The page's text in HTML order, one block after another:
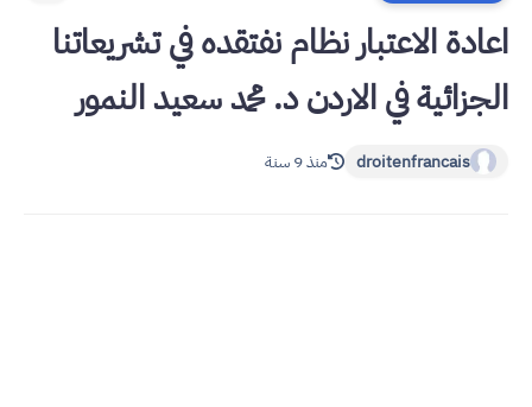
اعادة الاعتبار نظام نفتقده في تشريعاتنا
الجزائية في الاردن د‌. محمد سعيد النمور
droitenfrancais منذ 9 سنة